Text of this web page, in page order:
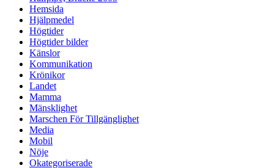
Hemsida
Hjälpmedel
Högtider
Högtider bilder
Känslor
Kommunikation
Krönikor
Landet
Mamma
Mänsklighet
Marschen För Tillgänglighet
Media
Mobil
Nöje
Okategoriserade